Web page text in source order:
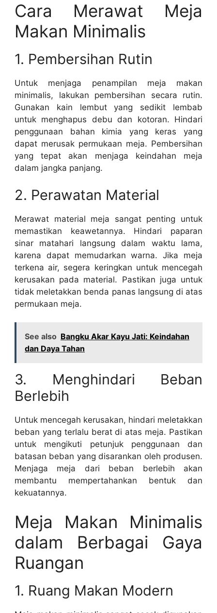
Cara Merawat Meja
Makan Minimalis
1. Pembersihan Rutin
Untuk menjaga penampilan meja makan
minimalis, lakukan pembersihan secara rutin.
Gunakan kain lembut yang sedikit lembab
untuk menghapus debu dan kotoran. Hindari
penggunaan bahan kimia yang keras yang
dapat merusak permukaan meja. Pembersihan
yang tepat akan menjaga keindahan meja
dalam jangka panjang.
2. Perawatan Material
Merawat material meja sangat penting untuk
memastikan keawetannya. Hindari paparan
sinar matahari langsung dalam waktu lama,
karena dapat memudarkan warna. Jika meja
terkena air, segera keringkan untuk mencegah
kerusakan pada material. Pastikan juga untuk
tidak meletakkan benda panas langsung di atas
permukaan meja.
See also Bangku Akar Kayu Jati: Keindahan
dan Daya Tahan
3. Menghindari Beban
Berlebih
Untuk mencegah kerusakan, hindari meletakkan
beban yang terlalu berat di atas meja. Pastikan
untuk mengikuti petunjuk penggunaan dan
batasan beban yang disarankan oleh produsen.
Menjaga meja dari beban berlebih akan
membantu mempertahankan bentuk dan
kekuatannya.
Meja Makan Minimalis
dalam Berbagai Gaya
Ruangan
1. Ruang Makan Modern